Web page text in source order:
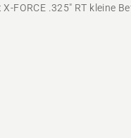
FORCE .325" RT kleine